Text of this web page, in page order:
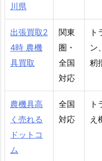
川県
出張買取2
4時 農機
具買取
関東
圏・
全国
対応
ン
籾
農機具高
く売れる
ドットコ
ム
全国
対応
え